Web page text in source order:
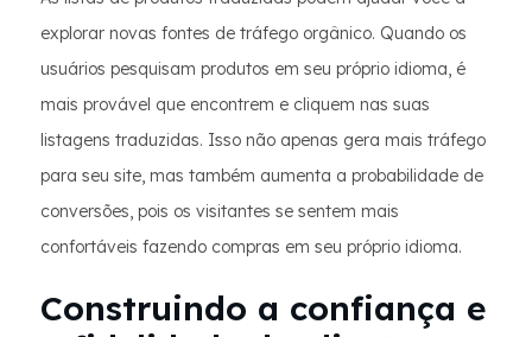
explorar novas fontes de tráfego orgânico. Quando os
usuários pesquisam produtos em seu próprio idioma, é
mais provável que encontrem e cliquem nas suas
listagens traduzidas. Isso não apenas gera mais tráfego
para seu site, mas também aumenta a probabilidade de
conversões, pois os visitantes se sentem mais
confortáveis fazendo compras em seu próprio idioma.
Construindo a confiança e